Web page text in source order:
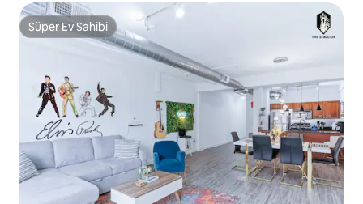
Süper Ev Sahibi
Süper Ev Sahibi